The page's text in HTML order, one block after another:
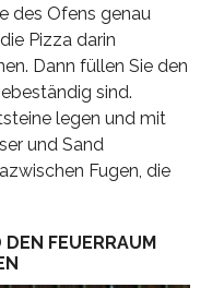
des Ofens genau
Pizza darin
Dann füllen Sie den
sind.
legen und mit
und Sand
Fugen, die
FEUERRAUM